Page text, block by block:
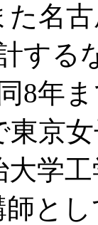
た名
する
8年
東京
大学
と